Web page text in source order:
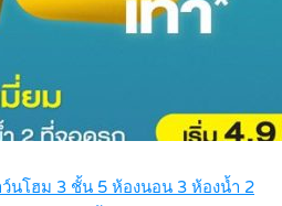
นโฮม 3 ชั้น 5 ห้องนอน 3 ห้องน้ำ 2